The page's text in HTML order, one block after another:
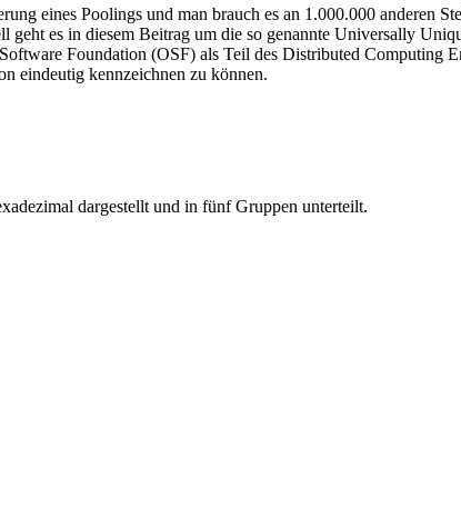
eines Poolings und man brauch es an 1.000.000 anderen
geht es in diesem Beitrag um die so genannte Universally
Foundation (OSF) als Teil des Distributed Computing
eindeutig kennzeichnen zu können.
dargestellt und in fünf Gruppen unterteilt.